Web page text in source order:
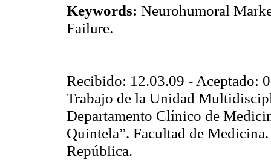
Keywords: Neurohumoral
Failure.
Recibido: 12.03.09 - Aceptado:
Trabajo de la Unidad
Departamento Clínico de
Quintela”. Facultad de
República.